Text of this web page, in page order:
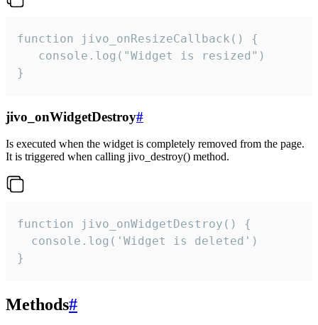
function jivo_onResizeCallback() {
   console.log("Widget is resized")
}
jivo_onWidgetDestroy#
Is executed when the widget is completely removed from the page.
It is triggered when calling jivo_destroy() method.
function jivo_onWidgetDestroy() {
  console.log('Widget is deleted')
}
Methods#